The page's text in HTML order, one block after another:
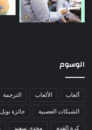
الوسوم
ألعاب الألعاب الترجمة
الشبكات العصبية جائزة نوبل
كرة القدم مجدي سعيد